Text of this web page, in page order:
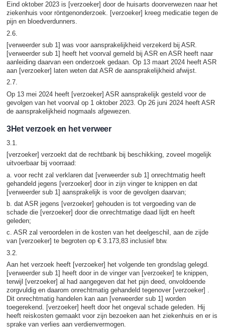
Eind oktober 2023 is [verzoeker] door de huisarts doorverwezen naar het
ziekenhuis voor röntgenonderzoek. [verzoeker] kreeg medicatie tegen de
pijn en bloedverdunners.
2.6.
[verweerder sub 1] was voor aansprakelijkheid verzekerd bij ASR.
[verweerder sub 1] heeft het voorval gemeld bij ASR en ASR heeft naar
aanleiding daarvan een onderzoek gedaan. Op 13 maart 2024 heeft ASR
aan [verzoeker] laten weten dat ASR de aansprakelijkheid afwijst.
2.7.
Op 13 mei 2024 heeft [verzoeker] ASR aansprakelijk gesteld voor de
gevolgen van het voorval op 1 oktober 2023. Op 26 juni 2024 heeft ASR
de aansprakelijkheid nogmaals afgewezen.
3Het verzoek en het verweer
3.1.
[verzoeker] verzoekt dat de rechtbank bij beschikking, zoveel mogelijk
uitvoerbaar bij voorraad:
a. voor recht zal verklaren dat [verweerder sub 1] onrechtmatig heeft
gehandeld jegens [verzoeker] door in zijn vinger te knippen en dat
[verweerder sub 1] aansprakelijk is voor de gevolgen daarvan;
b. dat ASR jegens [verzoeker] gehouden is tot vergoeding van de
schade die [verzoeker] door die onrechtmatige daad lijdt en heeft
geleden;
c. ASR zal veroordelen in de kosten van het deelgeschil, aan de zijde
van [verzoeker] te begroten op € 3.173,83 inclusief btw.
3.2.
Aan het verzoek heeft [verzoeker] het volgende ten grondslag gelegd.
[verweerder sub 1] heeft door in de vinger van [verzoeker] te knippen,
terwijl [verzoeker] al had aangegeven dat het pijn deed, onvoldoende
zorgvuldig en daarom onrechtmatig gehandeld tegenover [verzoeker] .
Dit onrechtmatig handelen kan aan [verweerder sub 1] worden
toegerekend. [verzoeker] heeft door het ongeval schade geleden. Hij
heeft reiskosten gemaakt voor zijn bezoeken aan het ziekenhuis en er is
sprake van verlies aan verdienvermogen.